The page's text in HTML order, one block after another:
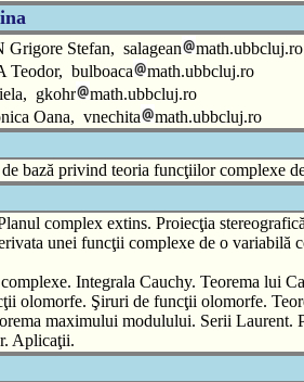
Stefan, salagean
math.ubbcluj.ro
bulboaca
math.ubbcluj.ro
gkohr
math.ubbcluj.ro
Oana, vnechita
math.ubbcluj.ro
bază privind teoria funcţiilor complexe
complex extins. Proiecţia
unei funcţii complexe de o variabilă
Integrala Cauchy. Teorema lui
olomorfe. Şiruri de funcţii olomorfe.
maximului modulului. Serii Laurent.
Aplicaţii.